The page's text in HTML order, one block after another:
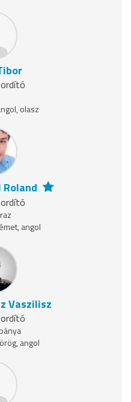
olasz
angol
Vaszilisz
angol